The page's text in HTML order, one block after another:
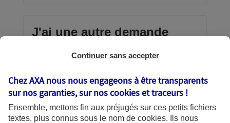
J'ai une autre demande
Envoi d'un document confidentiel,
téléchargement d’une attestation,
échanges avec AXA… vous avez la
main.
Continuer sans accepter
Chez AXA nous nous engageons à être transparents
sur nos garanties, sur noscookies et traceurs !
Ensemble, mettons fin aux préjugés sur ces petits fichiers
textes, plus connus sous le nom de cookies. Ils nous